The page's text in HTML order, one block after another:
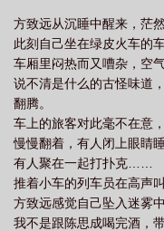
方致远从沉睡中醒来，茫
此刻自己坐在绿皮火车的
车厢里闷热而又嘈杂，空
说不清是什么的古怪味道
翻腾。
车上的旅客对此毫不在意
慢慢翻着，有人闭上眼睛
有人聚在一起打扑克……
推着小车的列车员在高声
方致远感觉自己坠入迷雾
我不是跟陈思成喝完酒，